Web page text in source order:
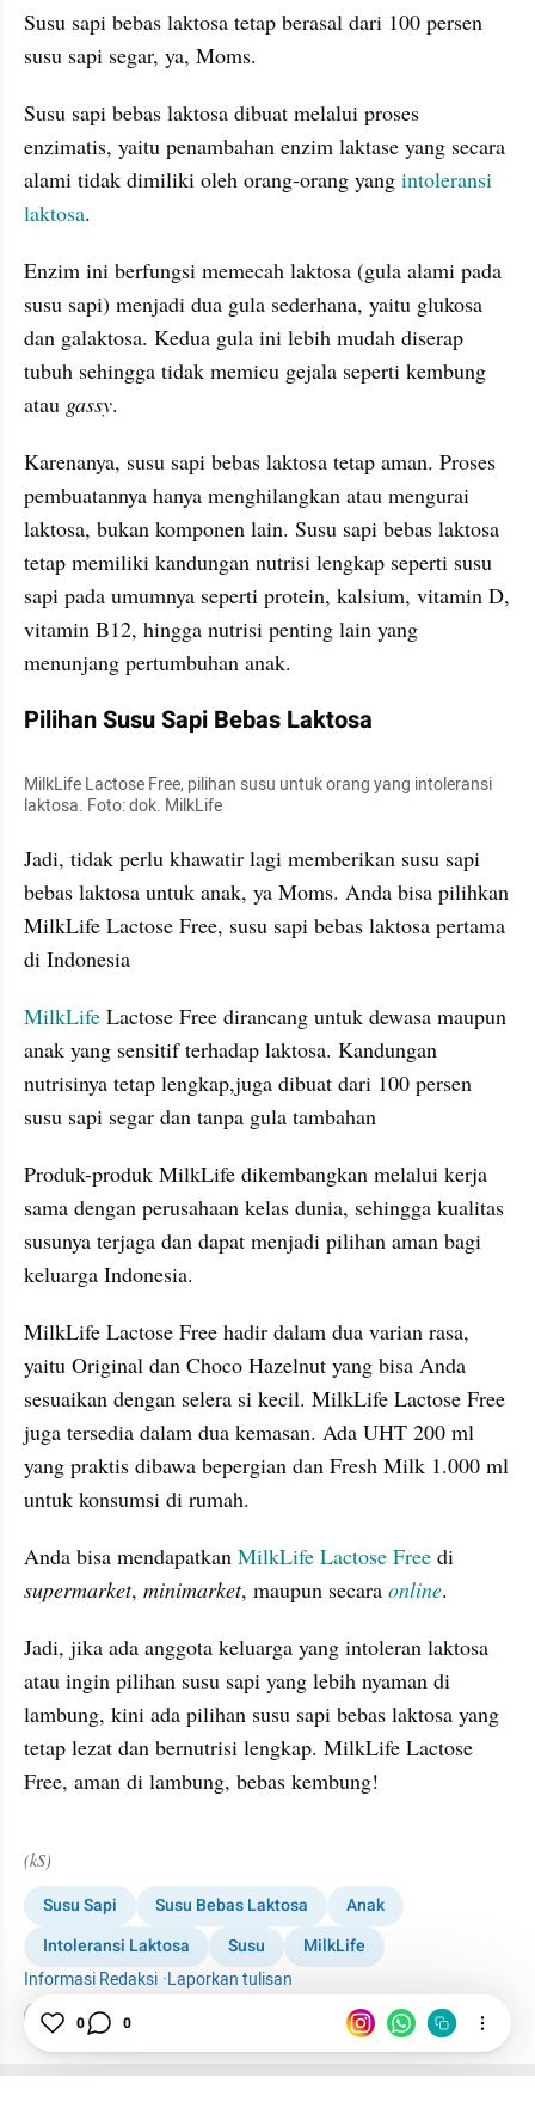
Susu sapi bebas laktosa tetap berasal dari 100 persen
susu sapi segar, ya, Moms.
Susu sapi bebas laktosa dibuat melalui proses
enzimatis, yaitu penambahan enzim laktase yang secara
alami tidak dimiliki oleh orang-orang yang intoleransi
laktosa.
Enzim ini berfungsi memecah laktosa (gula alami pada
susu sapi) menjadi dua gula sederhana, yaitu glukosa
dan galaktosa. Kedua gula ini lebih mudah diserap
tubuh sehingga tidak memicu gejala seperti kembung
atau gassy.
Karenanya, susu sapi bebas laktosa tetap aman. Proses
pembuatannya hanya menghilangkan atau mengurai
laktosa, bukan komponen lain. Susu sapi bebas laktosa
tetap memiliki kandungan nutrisi lengkap seperti susu
sapi pada umumnya seperti protein, kalsium, vitamin D,
vitamin B12, hingga nutrisi penting lain yang
menunjang pertumbuhan anak.
Pilihan Susu Sapi Bebas Laktosa
MilkLife Lactose Free, pilihan susu untuk orang yang intoleransi
laktosa. Foto: dok. MilkLife
Jadi, tidak perlu khawatir lagi memberikan susu sapi
bebas laktosa untuk anak, ya Moms. Anda bisa pilihkan
MilkLife Lactose Free, susu sapi bebas laktosa pertama
di Indonesia
MilkLife Lactose Free dirancang untuk dewasa maupun
anak yang sensitif terhadap laktosa. Kandungan
nutrisinya tetap lengkap,juga dibuat dari 100 persen
susu sapi segar dan tanpa gula tambahan
Produk-produk MilkLife dikembangkan melalui kerja
sama dengan perusahaan kelas dunia, sehingga kualitas
susunya terjaga dan dapat menjadi pilihan aman bagi
keluarga Indonesia.
MilkLife Lactose Free hadir dalam dua varian rasa,
yaitu Original dan Choco Hazelnut yang bisa Anda
sesuaikan dengan selera si kecil. MilkLife Lactose Free
juga tersedia dalam dua kemasan. Ada UHT 200 ml
yang praktis dibawa bepergian dan Fresh Milk 1.000 ml
untuk konsumsi di rumah.
Anda bisa mendapatkan MilkLife Lactose Free
supermarket, minimarket, maupun secara online.
Jadi, jika ada anggota keluarga yang intoleran laktosa
atau ingin pilihan susu sapi yang lebih nyaman di
lambung, kini ada pilihan susu sapi bebas laktosa yang
tetap lezat dan bernutrisi lengkap. MilkLife Lactose
Free, aman di lambung, bebas kembung!
(kS)
Susu Sapi Susu Bebas Laktosa
Anak
Intoleransi Laktosa
Susu
MilkLife
Informasi Redaksi ·Laporkan tulisan
Editor Section Tim Editor
0 0